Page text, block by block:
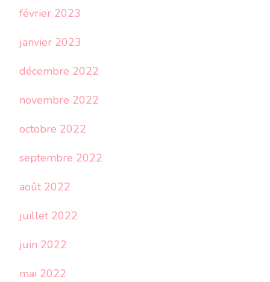
février 2023
janvier 2023
décembre 2022
novembre 2022
octobre 2022
septembre 2022
août 2022
juillet 2022
juin 2022
mai 2022